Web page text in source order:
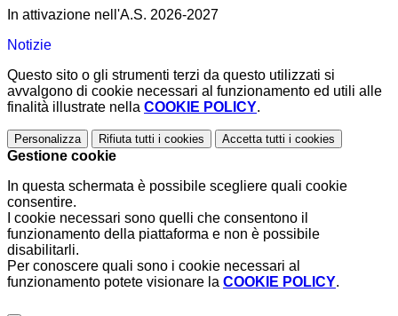
In attivazione nell'A.S. 2026-2027
Notizie
Questo sito o gli strumenti terzi da questo utilizzati si
avvalgono di cookie necessari al funzionamento ed utili alle
finalità illustrate nella COOKIE POLICY.
Personalizza Rifiuta tutti i cookies Accetta tutti i cookies
Gestione cookie
In questa schermata è possibile scegliere quali cookie
consentire.
I cookie necessari sono quelli che consentono il
funzionamento della piattaforma e non è possibile
disabilitarli.
Per conoscere quali sono i cookie necessari al
funzionamento potete visionare la COOKIE POLICY.